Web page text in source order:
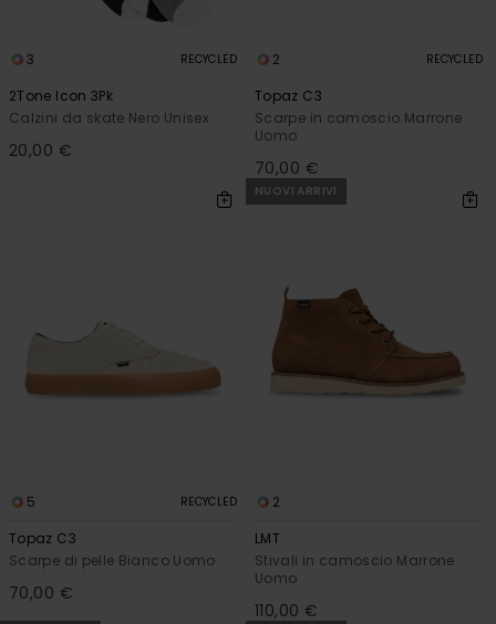
3 RECYCLED
2Tone Icon 3Pk
Calzini da skate Nero Unisex
20,00 €
2 RECYCLED
Topaz C3
Scarpe in camoscio Marrone
Uomo
70,00 €
5 RECYCLED
Topaz C3
Scarpe di pelle Bianco Uomo
70,00 €
NUOVI ARRIVI
2
LMT
Stivali in camoscio Marrone
Uomo
110,00 €